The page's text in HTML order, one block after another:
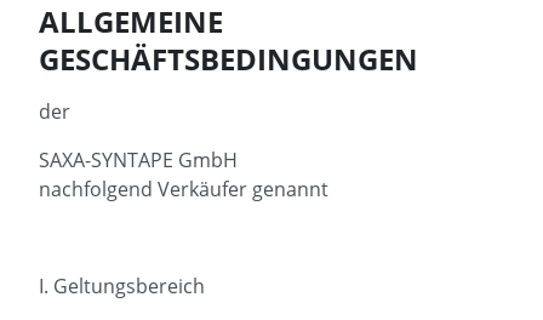
ALLGEMEINE
GESCHÄFTSBEDINGUNGEN
der
SAXA-SYNTAPE GmbH
nachfolgend Verkäufer genannt
I. Geltungsbereich